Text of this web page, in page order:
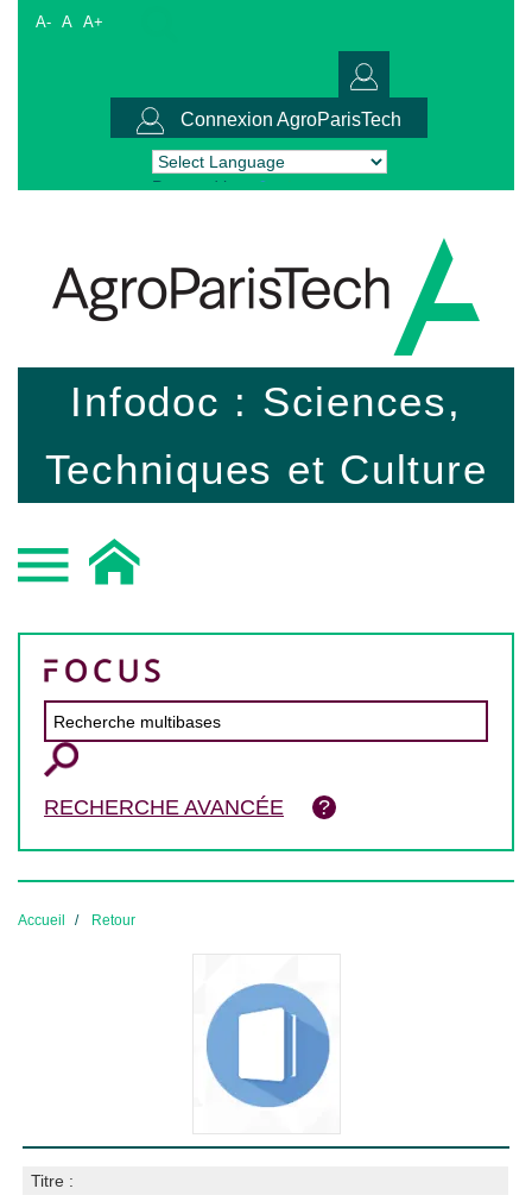
A- A A+
Connexion AgroParisTech
Powered by Translate
Infodoc : Sciences,
Techniques et Culture
RECHERCHE AVANCÉE
Accueil Retour
Titre :